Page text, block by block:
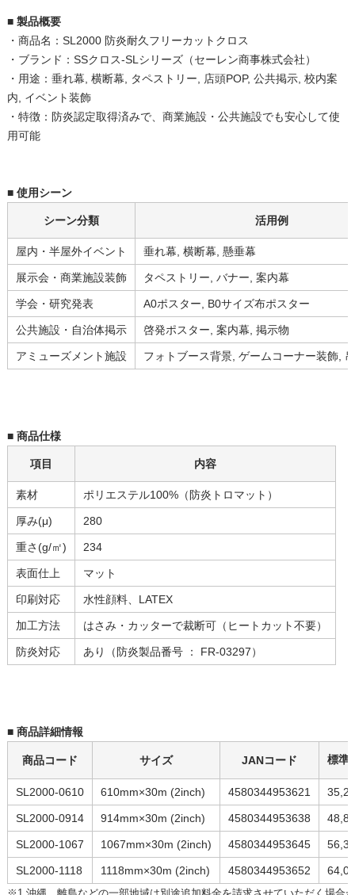
■ 製品概要
・商品名：SL2000 防炎耐久フリーカットクロス
・ブランド：SSクロス-SLシリーズ（セーレン商事株式会社）
・用途：垂れ幕, 横断幕, タペストリー, 店頭POP, 公共掲示, 校内案
内, イベント装飾
・特徴：防炎認定取得済みで、商業施設・公共施設でも安心して使
用可能
■ 使用シーン
シーン分類 活用例
屋内・半屋外イベント 垂れ幕, 横断幕, 懸垂幕
展示会・商業施設装飾 タペストリー, バナー, 案内幕
学会・研究発表 A0ポスター, B0サイズ布ポスター
公共施設・自治体掲示 啓発ポスター, 案内幕, 掲示物
アミューズメント施設 フォトブース背景, ゲームコーナー装飾,
■ 商品仕様
項目 内容
素材 ポリエステル100%（防炎トロマット）
厚み(μ) 280
重さ(g/㎡) 234
表面仕上 マット
印刷対応 水性顔料、LATEX
加工方法 はさみ・カッターで裁断可（ヒートカット不要）
防炎対応 あり（防炎製品番号 ： FR-03297）
■ 商品詳細情報
商品コード サイズ JANコード 標準
SL2000-0610 610mm×30m (2inch) 4580344953621
SL2000-0914 914mm×30m (2inch) 4580344953638
SL2000-1067 1067mm×30m (2inch) 4580344953645
SL2000-1118 1118mm×30m (2inch) 4580344953652